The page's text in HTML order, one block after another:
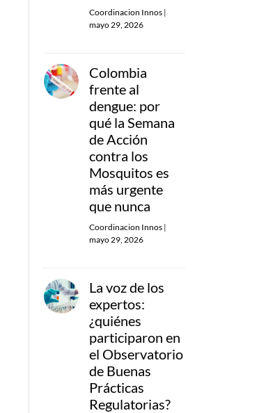
Coordinacion Innos |
mayo 29, 2026
Colombia
frente al
dengue: por
qué la Semana
de Acción
contra los
Mosquitos es
más urgente
que nunca
Coordinacion Innos |
mayo 29, 2026
La voz de los
expertos:
¿quiénes
participaron en
el Observatorio
de Buenas
Prácticas
Regulatorias?